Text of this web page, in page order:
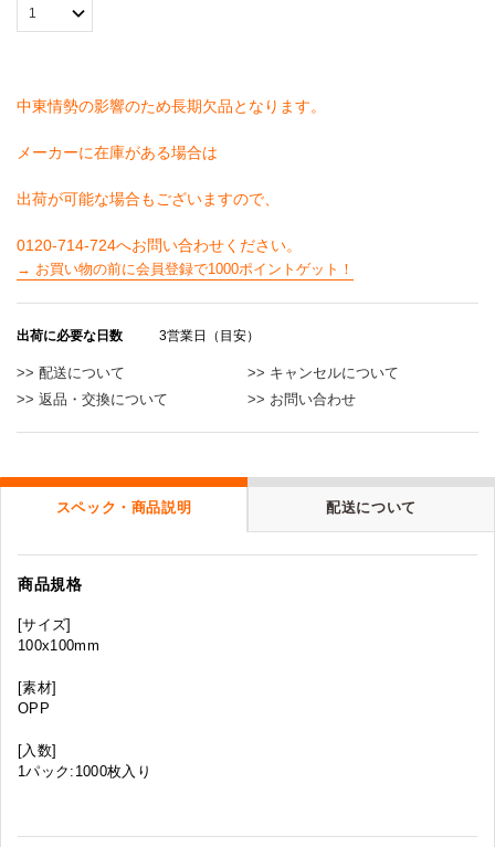
中東情勢の影響のため長期欠品となります。
メーカーに在庫がある場合は
出荷が可能な場合もございますので、
→ お買い物の前に会員登録で1000ポイントゲット！
出荷に必要な日数 3営業日（目安）
>> 配送について
>> キャンセルについて
>> 返品・交換について
>> お問い合わせ
スペック・商品説明 配送について
商品規格
[サイズ]
100x100mm
[素材]
OPP
[入数]
1パック:1000枚入り